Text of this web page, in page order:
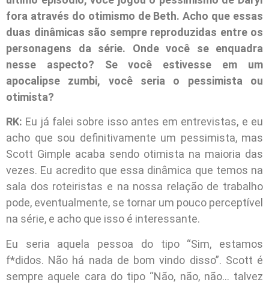
fora através do otimismo de Beth. Acho que essas
duas dinâmicas são sempre reproduzidas entre os
personagens da série. Onde você se enquadra
nesse aspecto? Se você estivesse em um
apocalipse zumbi, você seria o pessimista ou
otimista?
RK: Eu já falei sobre isso antes em entrevistas, e eu
acho que sou definitivamente um pessimista, mas
Scott Gimple acaba sendo otimista na maioria das
vezes. Eu acredito que essa dinâmica que temos na
sala dos roteiristas e na nossa relação de trabalho
pode, eventualmente, se tornar um pouco perceptível
na série, e acho que isso é interessante.
Eu seria aquela pessoa do tipo “Sim, estamos
f*didos. Não há nada de bom vindo disso”. Scott é
sempre aquele cara do tipo “Não, não, não… talvez